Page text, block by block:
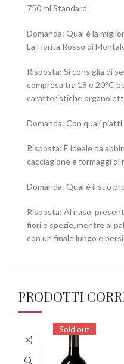
750 ml Standard.
Domanda: Qual è la
La Fiorita Rosso di
Risposta: Si consiglia di
compresa tra 18 e 20°C
caratteristiche
Domanda: Con quali
Risposta: È ideale da
cacciagione e formaggi di
Domanda: Qual è il suo
Risposta: Al naso,
fiori e spezie, mentre al
con un finale lungo e
PRODOTTI
Sold out